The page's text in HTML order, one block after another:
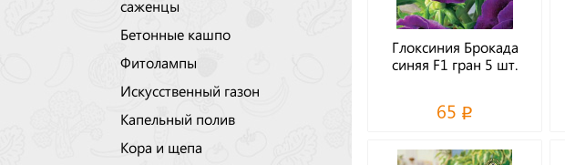
саженцы
Бетонные кашпо
Фитолампы
Искусственный газон
Капельный полив
Кора и щепа
Глоксиния Брокада
синяя F1 гран 5 шт.
65